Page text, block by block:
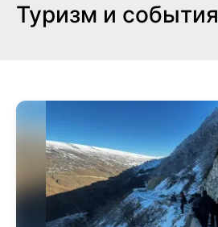
Туризм и события